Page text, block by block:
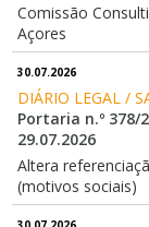
Comissão
Açores
30.07.2026
DIÁRIO LEGAL /
Portaria n.º 378/
29.07.2026
Altera
(motivos sociais)